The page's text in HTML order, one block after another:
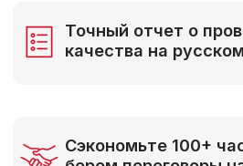
БЕСПЛАТНАЯ КОНСУЛЬТАЦИЯ